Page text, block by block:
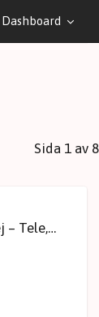
Dashboard
Sida 1 av 8
Online Tjej – Tele, Bilder, Chatt, Video